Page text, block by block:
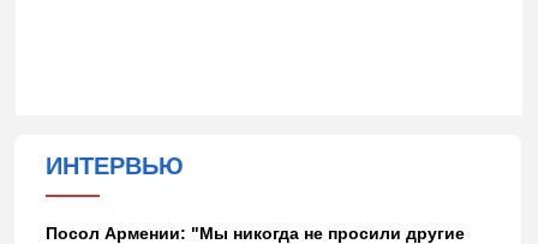
ИНТЕРВЬЮ
Посол Армении: "Мы никогда не просили другие